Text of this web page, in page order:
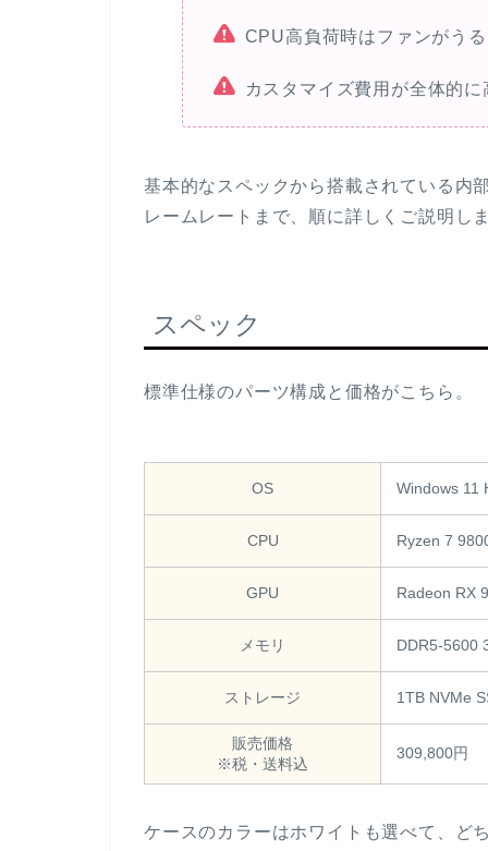
CPU高負荷時はファンがう
カスタマイズ費用が全体的に
基本的なスペックから搭載されている内
レームレートまで、順に詳しくご説明し
スペック
標準仕様のパーツ構成と価格がこちら。
OS Windows 11
CPU Ryzen 7
GPU Radeon RX
メモリ DDR5-5600
ストレージ 1TB NVMe
販売価格
※税・送料込
309,800円
ケースのカラーはホワイトも選べて、ど